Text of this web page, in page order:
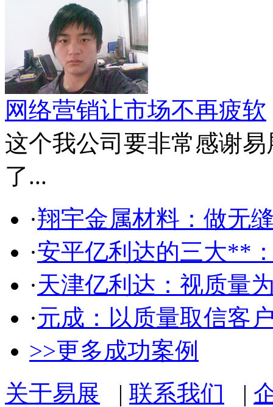
网络营销让市场不再疲软
这个我公司要非常感谢
了...
·翔宇金属材料：做无
·安平亿利达的三大**
·天津亿利达：视质量
·元成：以质量取信客
>>更多成功案例
关于易展 | 联系我们 |